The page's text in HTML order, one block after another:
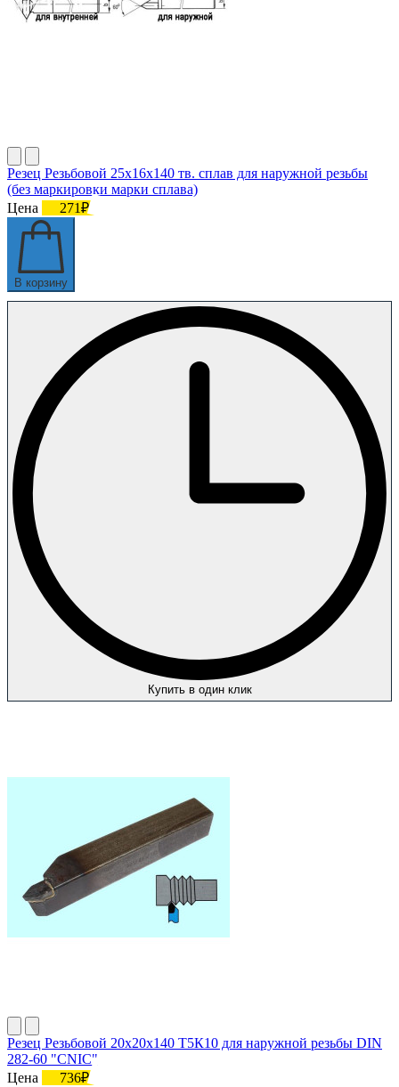
Резец Резьбовой 25х16х140 тв. сплав для наружной резьбы
(без маркировки марки сплава)
Цена
271₽
В корзину
Купить в один клик
Резец Резьбовой 20х20х140 Т5К10 для наружной резьбы DIN
282-60 "CNIC"
Цена
736₽